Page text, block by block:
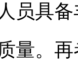
员具
量。